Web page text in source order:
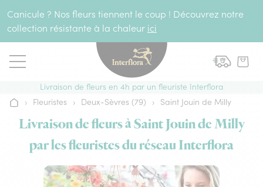
Canicule ? Nos fleurs tiennent le coup ! Découvrez notre
collection résistante à la chaleur ici
Livraison de fleurs en 4h par un fleuriste Interflora
Accueil
› Fleuristes › Deux-Sèvres (79) › Saint Jouin de Milly
Livraison de fleurs à Saint Jouin de Milly
par les fleuristes du réseau Interflora